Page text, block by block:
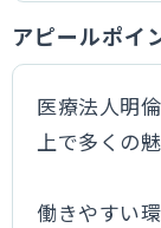
アピールポイ
医療法人明
上で多くの
働きやすい